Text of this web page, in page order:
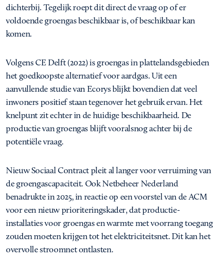
dichterbij. Tegelijk roept dit direct de vraag op of er
voldoende groengas beschikbaar is, of beschikbaar kan
komen.
Volgens CE Delft (2022) is groengas in plattelandsgebieden
het goedkoopste alternatief voor aardgas. Uit een
aanvullende studie van Ecorys blijkt bovendien dat veel
inwoners positief staan tegenover het gebruik ervan. Het
knelpunt zit echter in de huidige beschikbaarheid. De
productie van groengas blijft vooralsnog achter bij de
potentiële vraag.
Nieuw Sociaal Contract pleit al langer voor verruiming van
de groengascapaciteit. Ook Netbeheer Nederland
benadrukte in 2025, in reactie op een voorstel van de ACM
voor een nieuw prioriteringskader, dat productie-
installaties voor groengas en warmte met voorrang toegang
zouden moeten krijgen tot het elektriciteitsnet. Dit kan het
overvolle stroomnet ontlasten.